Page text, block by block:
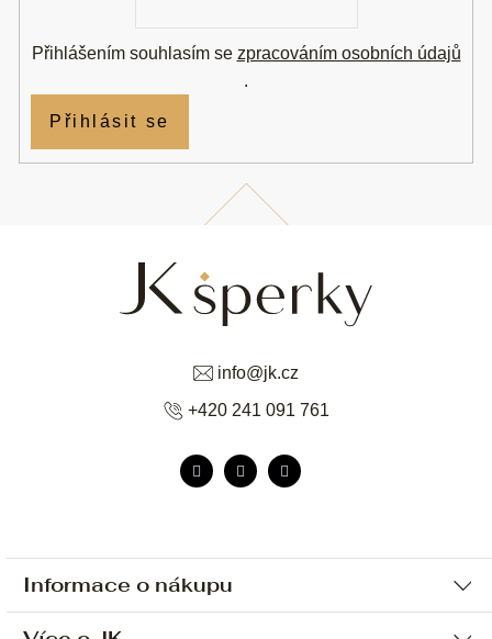
Informace o nákupu
info@jk.cz
+420 241 091 761
Přihlášením souhlasím se zpracováním osobních údajů
.
Přihlásit se